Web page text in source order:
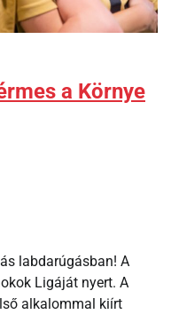
a Környe
labdarúgásban! A
Ligáját nyert. A
alkalommal kiírt